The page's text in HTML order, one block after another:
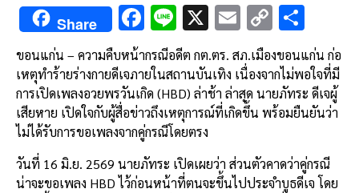
Share F
ac
e
b
o
o
k
Li
n
e
X E
m
ai
l
C
py
Li
n
h
ar
e
ขอนแก่น – ความคืบหน้ากรณีอดีต กต.ตร. สภ.เมืองขอนแก่น ก่อ
เหตุทำร้ายร่างกายดีเจภายในสถานบันเทิง เนื่องจากไม่พอใจที่มี
การเปิดเพลงอวยพรวันเกิด (HBD) ล่าช้า ล่าสุด นายภัทระ ดีเจผู้
เสียหาย เปิดใจกับผู้สื่อข่าวถึงเหตุการณ์ที่เกิดขึ้น พร้อมยืนยันว่า
ไม่ได้รับการขอเพลงจากคู่กรณีโดยตรง
วันที่ 16 มิ.ย. 2569 นายภัทระ เปิดเผยว่า ส่วนตัวคาดว่าคู่กรณี
น่าจะขอเพลง HBD ไว้ก่อนหน้าที่ตนจะขึ้นไปประจำบูธดีเจ โดย